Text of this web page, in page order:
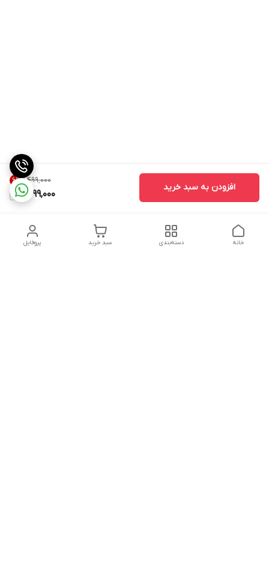
۱٬۴۹۹٬۰۰۰ 6%
1,399,000
افزودن به سبد خرید
پروفایل سبد خرید دسته‌بندی خانه